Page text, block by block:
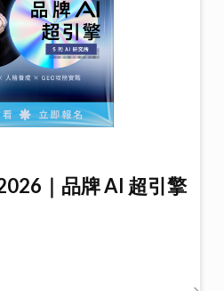
｜品牌 AI 超引擎